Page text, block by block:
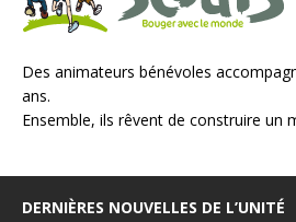
Des animateurs bénévoles
ans.
Ensemble, ils rêvent de construire un
DERNIÈRES NOUVELLES DE L’UNITÉ